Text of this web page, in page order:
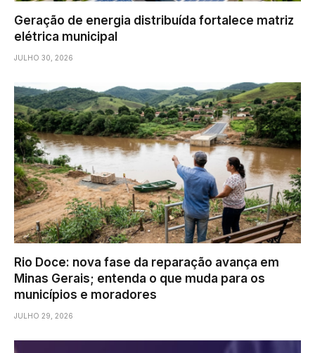
Geração de energia distribuída fortalece matriz
elétrica municipal
JULHO 30, 2026
Rio Doce: nova fase da reparação avança em
Minas Gerais; entenda o que muda para os
municípios e moradores
JULHO 29, 2026